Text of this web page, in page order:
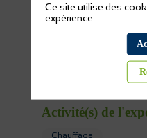
Partager
Activité(s) de
Chauffage
Ce site utilise des
expérience.